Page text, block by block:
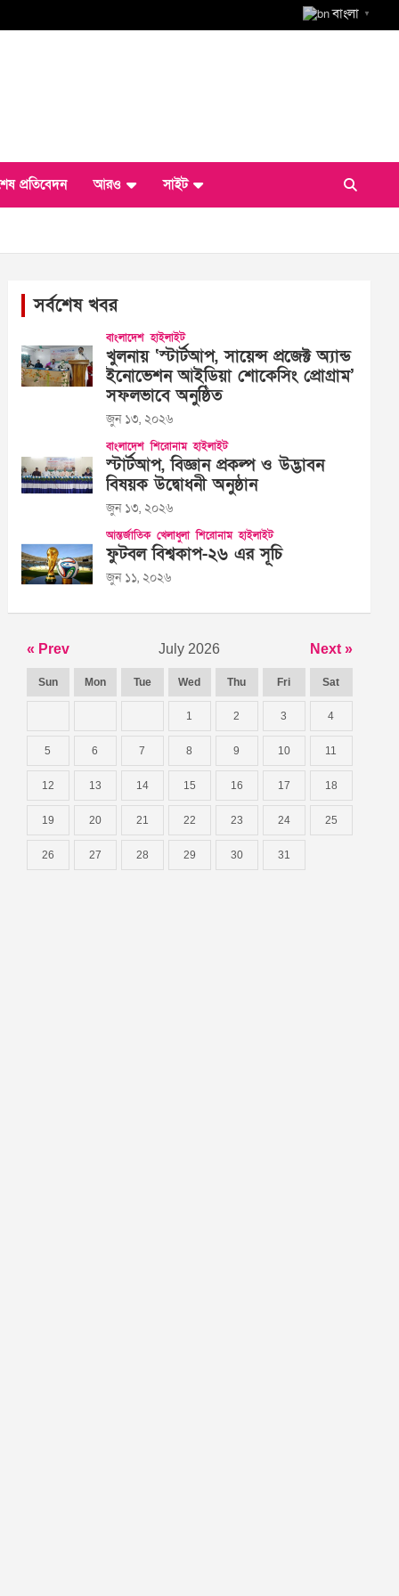
বাংলা ▼
প্রতিবেদন আরও সাইট
সর্বশেষ খবর
বাংলাদেশ হাইলাইট
খুলনায় ‘স্টার্টআপ, সায়েন্স প্রজেক্ট অ্যান্ড
ইনোভেশন আইডিয়া শোকেসিং প্রোগ্রাম’
সফলভাবে অনুষ্ঠিত
জুন ১৩, ২০২৬
বাংলাদেশ শিরোনাম হাইলাইট
স্টার্টআপ, বিজ্ঞান প্রকল্প ও উদ্ভাবন
বিষয়ক উদ্বোধনী অনুষ্ঠান
জুন ১৩, ২০২৬
আন্তর্জাতিক খেলাধুলা শিরোনাম হাইলাইট
ফুটবল বিশ্বকাপ-২৬ এর সূচি
জুন ১১, ২০২৬
« Prev July 2026 Next »
Sun Mon Tue Wed Thu Fri Sat
1 2 3 4
5 6 7 8 9 10 11
12 13 14 15 16 17 18
19 20 21 22 23 24 25
26 27 28 29 30 31